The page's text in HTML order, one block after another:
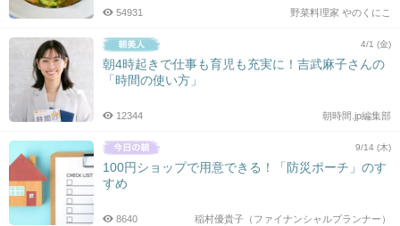
野菜料理家 やのくにこ
54931
4/1 (金)
朝4時起きで仕事も育児も充実に！吉武麻子さんの
「時間の使い方」
朝時間.jp編集部
12344
9/14 (木)
100円ショップで用意できる！「防災ポーチ」のす
すめ
稲村優貴子（ファイナンシャルプランナー）
8640